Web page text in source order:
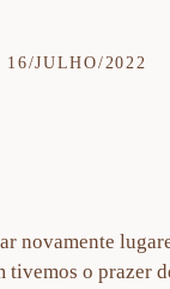
16/JULHO/2022
novamente
tivemos o prazer